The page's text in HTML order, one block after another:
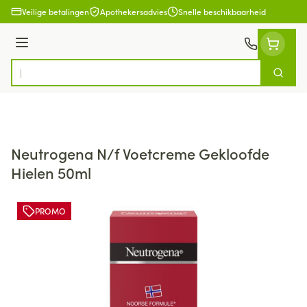
Ga naar de inhoud
Veilige betalingen Apothekersadvies Snelle beschikbaarheid
Menu
Product, merk, categorie...
Zoek
Neutrogena N/f Voetcreme Gekloofde
Hielen 50ml
PROMO